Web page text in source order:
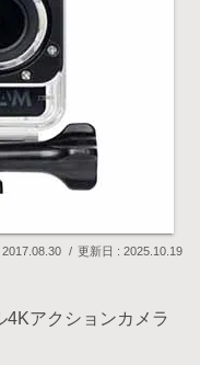
2017.08.30 2025.10.19
4Kアクションカメラ